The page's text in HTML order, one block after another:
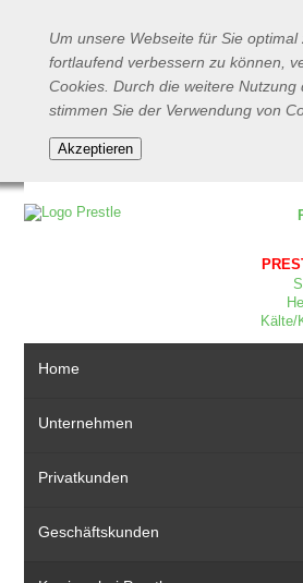
Um unsere Webseite für Sie
fortlaufend verbessern zu können,
Cookies. Durch die weitere Nutzung
stimmen Sie der Verwendung von
Kälte/
Home
Unternehmen
Privatkunden
Geschäftskunden